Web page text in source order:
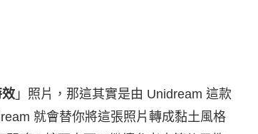
」照片，那這其實是由 Unidream 這款
就會替你將這張照片轉成黏土風格